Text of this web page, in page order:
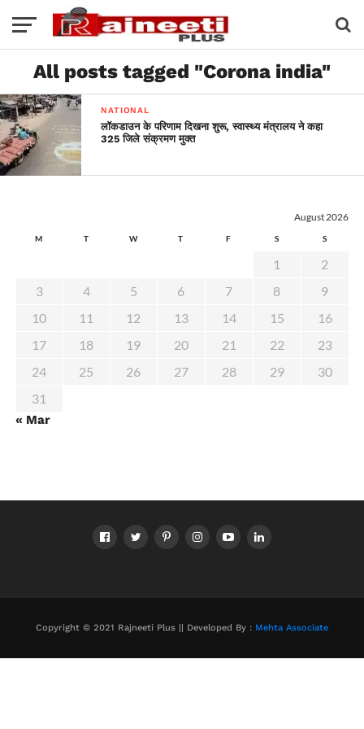
All posts tagged "Corona india"
NATIONAL
लॉकडाउन के परिणाम दिखना शुरू, स्वास्थ्य मंत्रालय ने कहा
325 जिले संक्रमण मुक्त
August 2026
M T W T F S S
1
2
3
4 5 6 7 8
9
10
11 12 13 14 15
16
17
18 19 20 21 22
23
24
25 26 27 28 29
30
31
« Mar
Copyright © 2021 Rajneeti Plus || Developed By : Mehta Associate